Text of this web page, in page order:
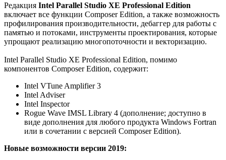
Редакция Intel Parallel Studio XE Professional Edition
включает все функции Composer Edition, а также возможность
профилирования производительности, дебаггер для работы с
памятью и потоками, инструменты проектирования, которые
упрощают реализацию многопоточности и векторизацию.
Intel Parallel Studio XE Professional Edition, помимо
компонентов Composer Edition, содержит:
Intel VTune Amplifier 3
Intel Adviser
Intel Inspector
Rogue Wave IMSL Library 4 (дополнение; доступно в
виде дополнения для любого продукта Windows Fortran
или в сочетании с версией Composer Edition).
Новые возможности версии 2019: